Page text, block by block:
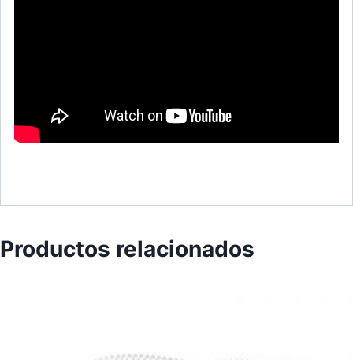
Productos relacionados